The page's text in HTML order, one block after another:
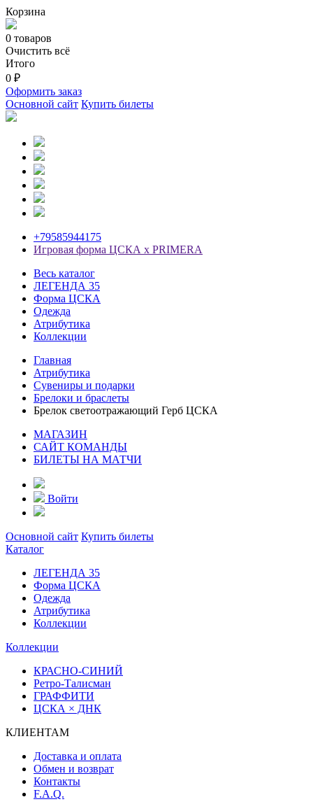
Корзина
0 товаров
Очистить всё
Итого
0 ₽
Оформить заказ
Основной сайт Купить билеты
+79585944175
Игровая форма ЦСКА х PRIMERA
Весь каталог
ЛЕГЕНДА 35
Форма ЦСКА
Одежда
Атрибутика
Коллекции
Главная
Атрибутика
Сувениры и подарки
Брелоки и браслеты
Брелок светоотражающий Герб ЦСКА
МАГАЗИН
САЙТ КОМАНДЫ
БИЛЕТЫ НА МАТЧИ
Войти
Основной сайт Купить билеты
Каталог
ЛЕГЕНДА 35
Форма ЦСКА
Одежда
Атрибутика
Коллекции
Коллекции
КРАСНО-СИНИЙ
Ретро-Талисман
ГРАФФИТИ
ЦСКА × ДНК
КЛИЕНТАМ
Доставка и оплата
Обмен и возврат
Контакты
F.A.Q.